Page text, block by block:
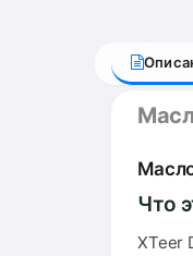
Что
XTeer